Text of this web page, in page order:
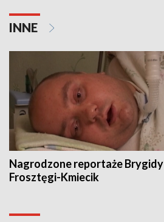
INNE
Nagrodzone reportaże Brygidy
Frosztęgi-Kmiecik